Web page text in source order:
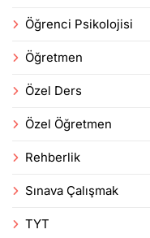
Öğrenci Psikolojisi
Öğretmen
Özel Ders
Özel Öğretmen
Rehberlik
Sınava Çalışmak
TYT